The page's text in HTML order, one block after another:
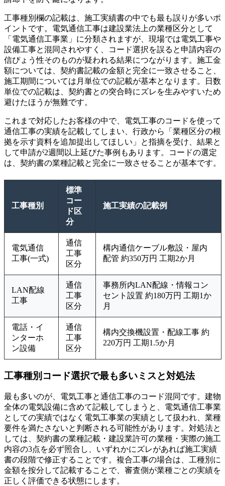
工事種別欄の記載は、施工実績書の中でも最も誤りが多いポ
イントです。電気通信工事は建設業法上の業種区分として
「電気通信工事業」に分類されますが、現場では電気工事や
設備工事と混同されやすく、コード選択を誤ると申請内容の
信ぴょう性そのものが疑われる結果につながります。施工金
額については、契約書記載の金額と完全に一致させること、
施工期間については月単位での記載が基本となります。日数
単位での記載は、契約書との突合時にズレを生みやすいため
避けたほうが無難です。
これまで対応したお客様の中で、電気工事のコードを使って
通信工事の実績を記載してしまい、行政から「業種区分の根
拠を示す資料を追加提出してほしい」と指摘を受け、結果と
して申請が2週間以上延びた事例もあります。コードの選定
は、契約書の業種記載と完全に一致させることが基本です。
工事種別
標準
コー
ド区
分
施工実績の記載例
電気通信
工事(一式)
通信
工事
区分
構内通信ケーブル敷設・屋内
配管 約350万円 工期2か月
LAN配線
工事
通信
工事
区分
事務所内LAN配線・情報コン
セント設置 約180万円 工期1か
月
電話・イ
ンターホ
ン設備
通信
工事
区分
構内交換機設置・配線工事 約
220万円 工期1.5か月
工事種別コード選択で最も多いミスと対処法
最も多いのが、電気工事と通信工事のコード混同です。建物
全体の電気設備に含めて記載してしまうと、電気通信工事業
としての実績ではなく電気工事業の実績として扱われ、業種
要件を満たさないと判断される可能性があります。対処法と
しては、契約書の業種記載・建設業許可の業種・実際の施工
内容の3点を必ず照合し、いずれかにズレがあれば施工実績
書の段階で修正することです。複合工事の場合は、工種別に
金額を按分して記載することで、審査側が業種ごとの実績を
正しく評価できる状態にします。